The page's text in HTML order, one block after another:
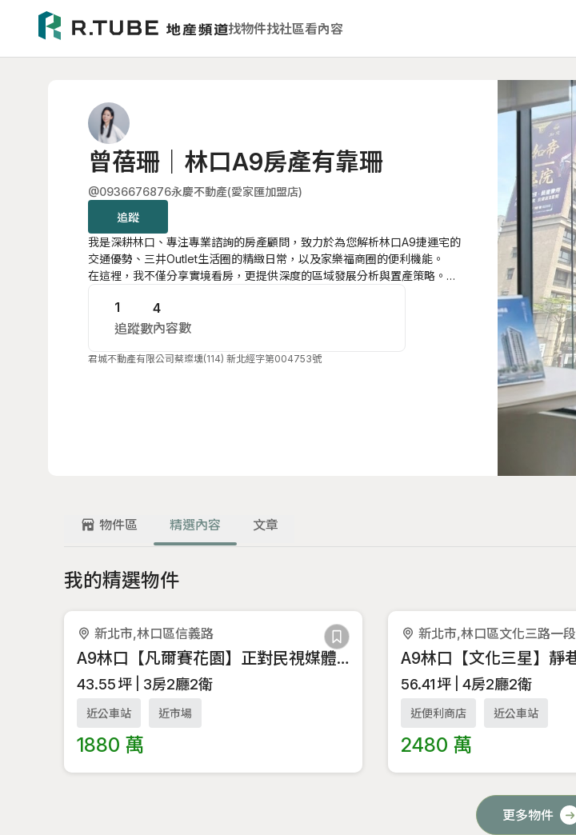
找物件找社區看內容
曾蓓珊｜林口A9房產有靠珊
@0936676876永慶不動產(愛家匯加盟店)
追蹤
我是深耕林口、專注專業諮詢的房產顧問，致力於為您解析林口A9捷運宅的
交通優勢、三井Outlet生活圈的精緻日常，以及家樂福商圈的便利機能。
在這裡，我不僅分享實境看房，更提供深度的區域發展分析與置產策略。跳
動。無論是首購、換屋或資產配置，歡迎訂閱頻道，讓「林口A9房產有靠
珊」成為您最專業的成家後盾！
1
追蹤數
4
內容數
君城不動產有限公司蔡璨壎(114) 新北經字第004753號
物件區 精選內容 文章
我的精選物件
新北市,林口區信義路
A9林口【凡爾賽花園】正對民視媒體保值3房車W
43.55坪 3房2廳2衛
近公車站 近市場
1880 萬
新北市,林口區文化三路一段
56.41坪 4房2廳2衛
近便利商店 近公車站
2480 萬
更多物件